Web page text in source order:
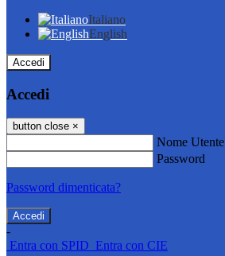
Italiano
English
Accedi
Accedi
button close ×
Nome Utente
Password
Password dimenticata?
-
Entra con SPID Entra con CIE